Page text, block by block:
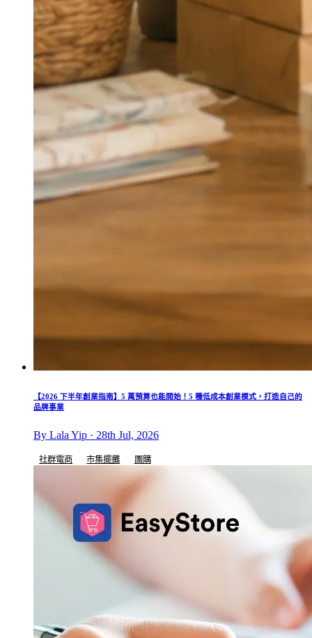
【2026 下半年創業指南】5 萬預算也能開始！5 種低成本創業模式，打造自己的
品牌事業
By Lala Yip · 28th Jul, 2026
社群電商 市集擺攤 團購